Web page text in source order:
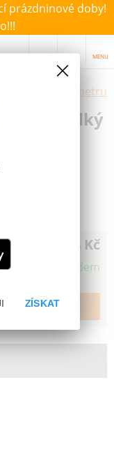
prázdninové doby!
MENU
parametru
hladký
24 Kč
Skladem
ZÍSKAT